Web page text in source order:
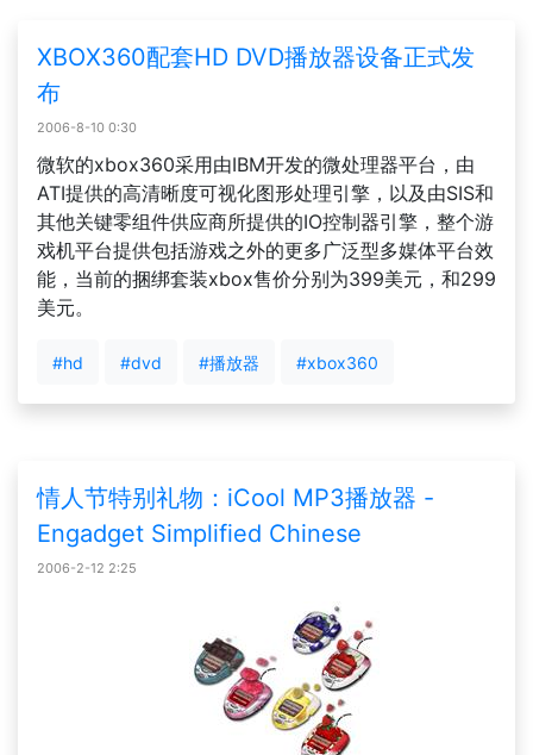
XBOX360配套HD DVD播放器设备正式发
布
2006-8-10 0:30
微软的xbox360采用由IBM开发的微处理器平台，由
ATI提供的高清晰度可视化图形处理引擎，以及由SIS和
其他关键零组件供应商所提供的IO控制器引擎，整个游
戏机平台提供包括游戏之外的更多广泛型多媒体平台效
能，当前的捆绑套装xbox售价分别为399美元，和299
美元。
#hd #dvd #播放器 #xbox360
情人节特别礼物：iCool MP3播放器 -
Engadget Simplified Chinese
2006-2-12 2:25